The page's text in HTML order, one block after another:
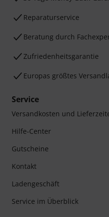
Reparaturservice
Beratung durch
Zufriedenheitsgarantie
Europas größtes
Service
Versandkosten und
Hilfe-Center
Gutscheine
Kontakt
Ladengeschäft
Service im Überblick